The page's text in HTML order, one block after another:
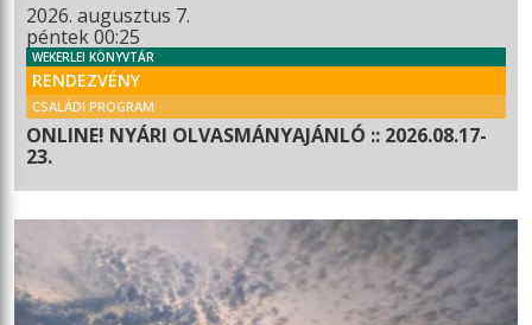
2026. augusztus 7.
péntek 00:25
WEKERLEI KÖNYVTÁR
RENDEZVÉNY
CSALÁDI PROGRAM
ONLINE! NYÁRI OLVASMÁNYAJÁNLÓ :: 2026.08.17-
23.